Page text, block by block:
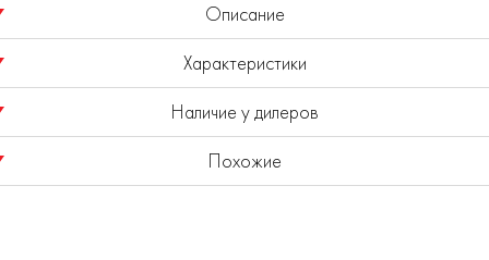
Описание
Набор сверл по металлу черненых ELITECH 215202, HSS
сталь, 6.0х57х93 мм (10 шт)
Характеристики
Модель 1820.101800 (набор)
Наличие у дилеров
Показано наличие в регионе
Похожие